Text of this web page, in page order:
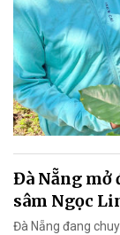
Đà Nẵng mở
sâm Ngọc
Đà Nẵng đang